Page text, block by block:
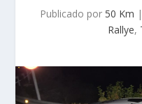
Publicado por 50 Km |
Rallye,